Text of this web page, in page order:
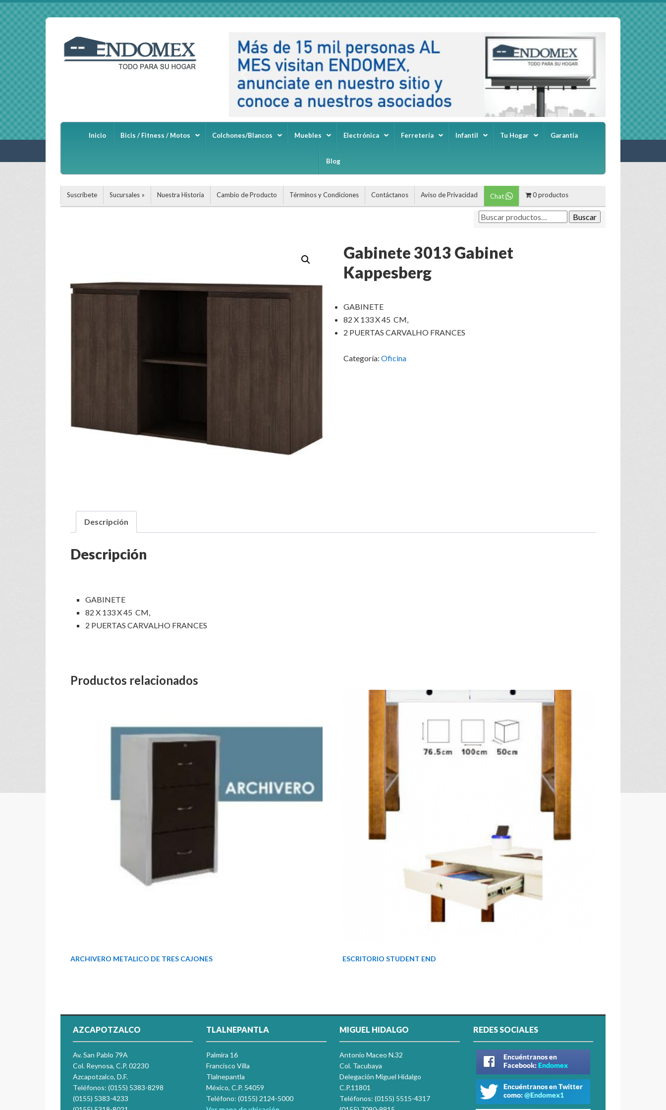
Inicio Bicis / Fitness / Motos Colchones/Blancos Muebles Electrónica Ferretería Infantil Tu Hogar Garantía
Blog
Suscríbete Sucursales Nuestra Historia Cambio de Producto Términos y Condiciones Contáctanos Aviso de Privacidad Chat 0 productos
Buscar
Gabinete 3013 Gabinet
Kappesberg
GABINETE
82 X 133 X 45 CM,
2 PUERTAS CARVALHO FRANCES
Categoría:Oficina
Descripción
Descripción
GABINETE
82 X 133 X 45 CM,
2 PUERTAS CARVALHO FRANCES
Productos relacionados
ARCHIVERO METALICO DE TRES CAJONES ESCRITORIO STUDENT END
AZCAPOTZALCO
Av. San Pablo 79A
Col. Reynosa, C.P. 02230
Azcapotzalco, D.F.
Teléfonos: (0155) 5383-8298
(0155) 5383-4233
TLALNEPANTLA
Palmira 16
Francisco Villa
Tlalnepantla
México, C.P. 54059
Teléfono: (0155) 2124-5000
MIGUEL HIDALGO
Antonio Maceo N.32
Col. Tacubaya
Delegación Miguel Hidalgo
C.P.11801
Teléfonos: (0155) 5515-4317
REDES SOCIALES